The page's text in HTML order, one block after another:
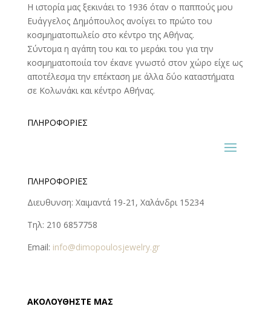
Η ιστορία μας ξεκινάει το 1936 όταν ο παππούς μου
Ευάγγελος Δημόπουλος ανοίγει το πρώτο του
κοσμηματοπωλείο στο κέντρο της Αθήνας.
Σύντομα η αγάπη του και το μεράκι του για την
κοσμηματοποιία τον έκανε γνωστό στον χώρο είχε ως
αποτέλεσμα την επέκταση με άλλα δύο καταστήματα
σε Κολωνάκι και κέντρο Αθήνας.
ΠΛΗΡΟΦΟΡΊΕΣ
ΠΛΗΡΟΦΟΡΊΕΣ
Διευθυνση: Χαιμαντά 19-21, Χαλάνδρι 15234
Τηλ: 210 6857758
Email: info@dimopoulosjewelry.gr
ΑΚΟΛΟΥΘΉΣΤΕ ΜΑΣ